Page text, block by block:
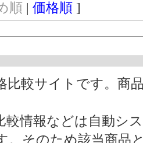
順 | 価格順 ]
比較サイトです。商
較情報などは自動シ
。そのため該当商品